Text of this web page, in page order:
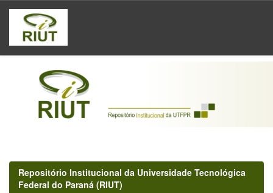
Skip
navigation
Repositório Institucional da Universidade Tecnológica
Federal do Paraná (RIUT)